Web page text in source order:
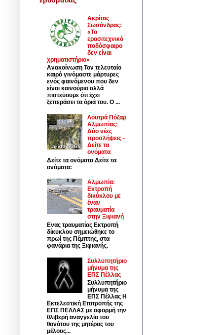
Ακρίτας
Σωσάνδρας:
«Το
ερασιτεχνικό
ποδόσφαιρο
δεν είναι
χρηματιστήριο»
Ανακοίνωση Τον τελευταίο
καιρό γινόμαστε μάρτυρες
ενός φαινόμενου που δεν
είναι καινούριο αλλά
πιστεύουμε ότι έχει
ξεπεράσει τα όριά του. Ο ...
Λουτρά Πόζαρ
Αλμωπίας:
Δύο νέες
προσλήψεις -
Δείτε τα
ονόματα
Δείτε τα ονόματα Δείτε τα
ονόματα:
Αλμωπία:
Εκτροπή
δικύκλου με
έναν
τραυματία
στην Ξιφιανή
Ενας τραυματίας Εκτροπή
δίκυκλου σημειώθηκε το
πρωί της Πέμπτης, στα
φανάρια της Ξιφιανής.
Συλλυπητήριο
μήνυμα της
ΕΠΣ Πέλλας
Συλλυπητήριο
μήνυμα της
ΕΠΣ Πέλλας Η
Εκτελεστική Επιτροπής της
ΕΠΣ ΠΕΛΛΑΣ με αφορμή την
θλιβερή αναγγελία του
θανάτου της μητέρας του
μέλους...